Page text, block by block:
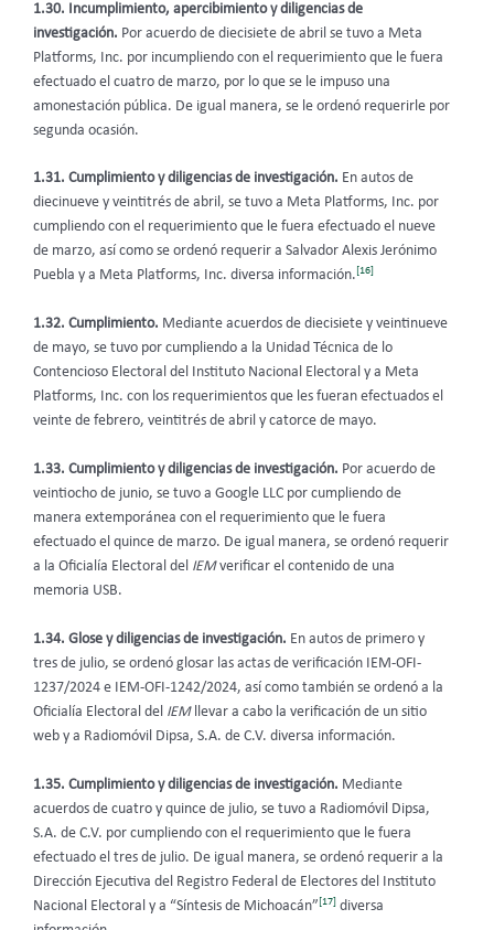
1.30. Incumplimiento, apercibimiento y diligencias de
investigación. Por acuerdo de diecisiete de abril se tuvo a Meta
Platforms, Inc. por incumpliendo con el requerimiento que le fuera
efectuado el cuatro de marzo, por lo que se le impuso una
amonestación pública. De igual manera, se le ordenó requerirle por
segunda ocasión.
1.31. Cumplimiento y diligencias de investigación. En autos de
diecinueve y veintitrés de abril, se tuvo a Meta Platforms, Inc. por
cumpliendo con el requerimiento que le fuera efectuado el nueve
de marzo, así como se ordenó requerir a Salvador Alexis Jerónimo
Puebla y a Meta Platforms, Inc. diversa información. [16]
1.32. Cumplimiento. Mediante acuerdos de diecisiete y veintinueve
de mayo, se tuvo por cumpliendo a la Unidad Técnica de lo
Contencioso Electoral del Instituto Nacional Electoral y a Meta
Platforms, Inc. con los requerimientos que les fueran efectuados el
veinte de febrero, veintitrés de abril y catorce de mayo.
1.33. Cumplimiento y diligencias de investigación. Por acuerdo de
veintiocho de junio, se tuvo a Google LLC por cumpliendo de
manera extemporánea con el requerimiento que le fuera
efectuado el quince de marzo. De igual manera, se ordenó requerir
a la Oficialía Electoral del IEMverificar el contenido de una
memoria USB.
1.34. Glose y diligencias de investigación. En autos de primero y
tres de julio, se ordenó glosar las actas de verificación IEM-OFI-
1237/2024 e IEM-OFI-1242/2024, así como también se ordenó a la
Oficialía Electoral del IEM
llevar a cabo la verificación de un sitio
web y a Radiomóvil Dipsa, S.A. de C.V. diversa información.
1.35. Cumplimiento y diligencias de investigación. Mediante
acuerdos de cuatro y quince de julio, se tuvo a Radiomóvil Dipsa,
S.A. de C.V. por cumpliendo con el requerimiento que le fuera
efectuado el tres de julio. De igual manera, se ordenó requerir a la
Dirección Ejecutiva del Registro Federal de Electores del Instituto
Nacional Electoral y a “Síntesis de Michoacán”[17] diversa